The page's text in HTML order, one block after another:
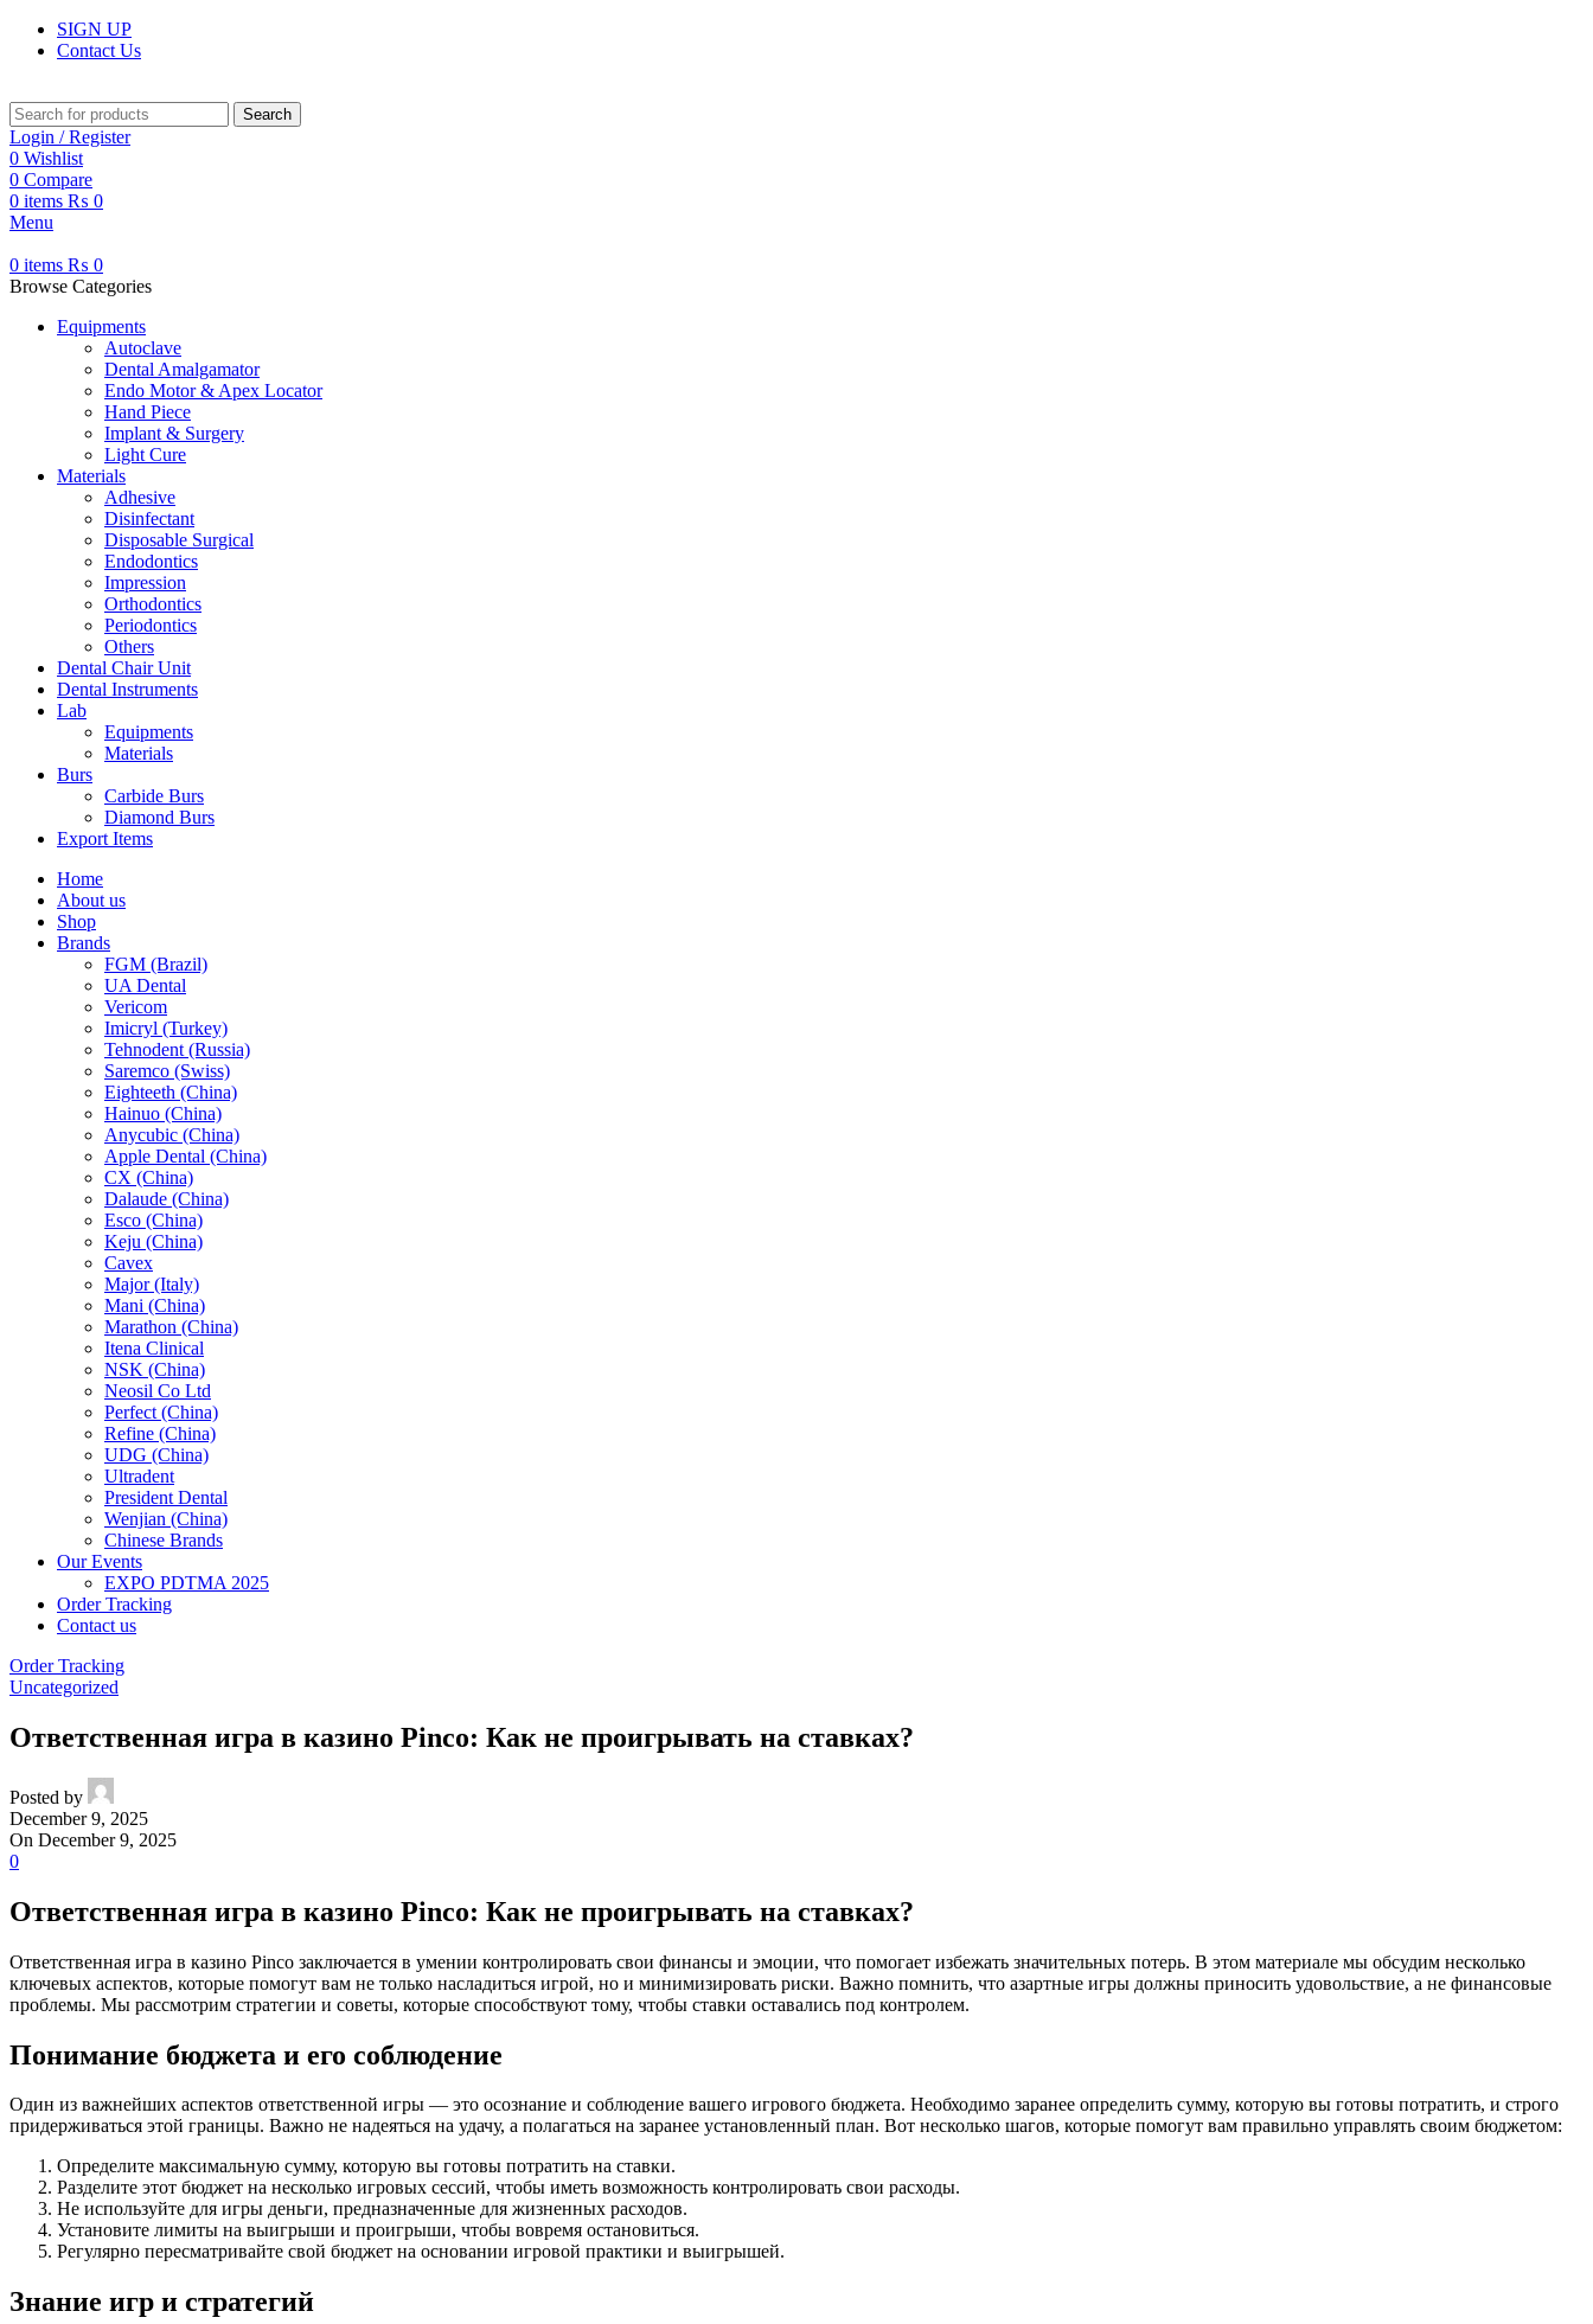
SIGN UP
Contact Us
Search
Login / Register
0 Wishlist
0 Compare
0 items ₨ 0
Menu
0 items ₨ 0
Browse Categories
Equipments
Autoclave
Dental Amalgamator
Endo Motor & Apex Locator
Hand Piece
Implant & Surgery
Light Cure
Materials
Adhesive
Disinfectant
Disposable Surgical
Endodontics
Impression
Orthodontics
Periodontics
Others
Dental Chair Unit
Dental Instruments
Lab
Equipments
Materials
Burs
Carbide Burs
Diamond Burs
Export Items
Home
About us
Shop
Brands
FGM (Brazil)
UA Dental
Vericom
Imicryl (Turkey)
Tehnodent (Russia)
Saremco (Swiss)
Eighteeth (China)
Hainuo (China)
Anycubic (China)
Apple Dental (China)
CX (China)
Dalaude (China)
Esco (China)
Keju (China)
Cavex
Major (Italy)
Mani (China)
Marathon (China)
Itena Clinical
NSK (China)
Neosil Co Ltd
Perfect (China)
Refine (China)
UDG (China)
Ultradent
President Dental
Wenjian (China)
Chinese Brands
Our Events
EXPO PDTMA 2025
Order Tracking
Contact us
Order Tracking
Uncategorized
Ответственная игра в казино Pinco: Как не проигрывать на ставках?
Posted by
December 9, 2025
On December 9, 2025
0
Ответственная игра в казино Pinco: Как не проигрывать на ставках?
Ответственная игра в казино Pinco заключается в умении контролировать свои финансы и эмоции, что помогает избежать значительных потерь. В этом материале мы обсудим несколько
ключевых аспектов, которые помогут вам не только насладиться игрой, но и минимизировать риски. Важно помнить, что азартные игры должны приносить удовольствие, а не финансовые
проблемы. Мы рассмотрим стратегии и советы, которые способствуют тому, чтобы ставки оставались под контролем.
Понимание бюджета и его соблюдение
Один из важнейших аспектов ответственной игры — это осознание и соблюдение вашего игрового бюджета. Необходимо заранее определить сумму, которую вы готовы потратить, и строго
придерживаться этой границы. Важно не надеяться на удачу, а полагаться на заранее установленный план. Вот несколько шагов, которые помогут вам правильно управлять своим бюджетом:
Определите максимальную сумму, которую вы готовы потратить на ставки.
Разделите этот бюджет на несколько игровых сессий, чтобы иметь возможность контролировать свои расходы.
Не используйте для игры деньги, предназначенные для жизненных расходов.
Установите лимиты на выигрыши и проигрыши, чтобы вовремя остановиться.
Регулярно пересматривайте свой бюджет на основании игровой практики и выигрышей.
Знание игр и стратегий